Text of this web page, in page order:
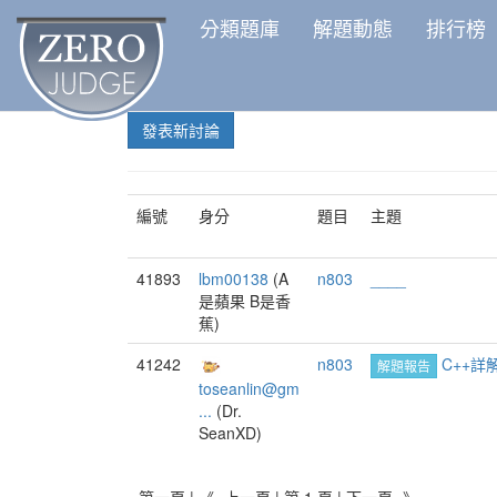
分類題庫 解題動態 排行榜
發表新討論
編號 身分 題目 主題
41893 lbm00138 (A
是蘋果 B是香
蕉)
n803
41242
toseanlin@gm
... (Dr.
SeanXD)
n803 解題報告 C++詳